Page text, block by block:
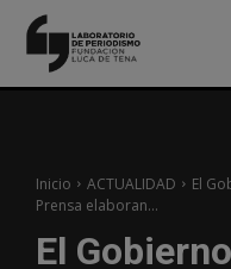
Inicio ACTUALIDAD
El
Prensa elaboran...
El